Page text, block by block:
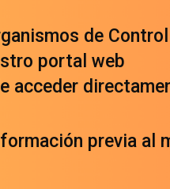
de
portal web
acceder
previa al